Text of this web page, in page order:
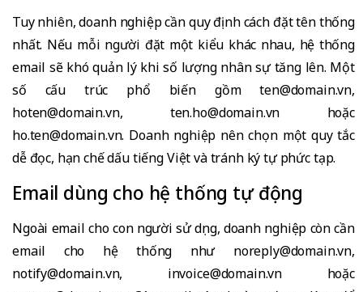
Tuy nhiên, doanh nghiệp cần quy định cách đặt tên thống
nhất. Nếu mỗi người đặt một kiểu khác nhau, hệ thống
email sẽ khó quản lý khi số lượng nhân sự tăng lên. Một
số cấu trúc phổ biến gồm ten@domain.vn,
hoten@domain.vn, ten.ho@domain.vn hoặc
ho.ten@domain.vn. Doanh nghiệp nên chọn một quy tắc
dễ đọc, hạn chế dấu tiếng Việt và tránh ký tự phức tạp.
Email dùng cho hệ thống tự động
Ngoài email cho con người sử dụng, doanh nghiệp còn cần
email cho hệ thống như noreply@domain.vn,
notify@domain.vn, invoice@domain.vn hoặc